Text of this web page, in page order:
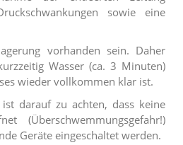
sowie eine
vorhanden sein. Daher
Wasser (ca. 3 Minuten)
wieder vollkommen klar ist.
darauf zu achten, dass keine
(Überschwemmungsgefahr!)
Geräte eingeschaltet werden.